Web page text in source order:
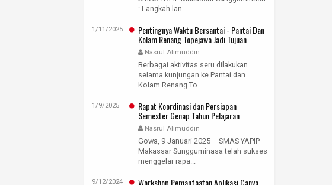
: Langkah-lan...
Pentingnya Waktu Bersantai - Pantai Dan
Kolam Renang Topejawa Jadi Tujuan
Rekreasi Guru SMAS YAPIP Makassar
Sungguminasa
Nasrul Alimuddin
1/11/2025
Berbagai aktivitas seru dilakukan
selama kunjungan ke Pantai dan
Kolam Renang To...
Rapat Koordinasi dan Persiapan
Semester Genap Tahun Pelajaran
2024/2025
Nasrul Alimuddin
1/9/2025
Gowa, 9 Januari 2025 – SMAS YAPIP
Makassar Sungguminasa telah sukses
menggelar rapa...
Workshop Pemanfaatan Aplikasi Canva
9/12/2024